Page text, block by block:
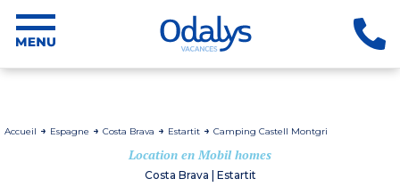
Accueil Espagne Costa Brava Estartit Camping Castell Montgri
Location en Mobil homes
Costa Brava | Estartit